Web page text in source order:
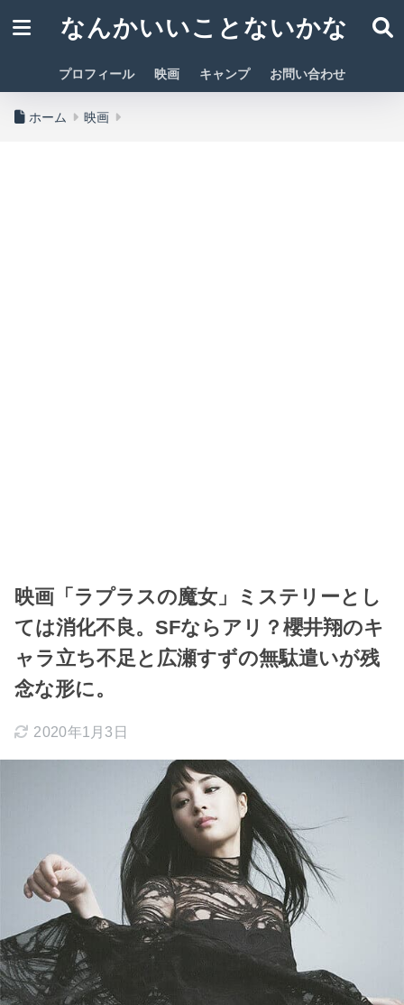
なんかいいことないかな
プロフィール 映画 キャンプ お問い合わせ
ホーム 映画
映画「ラプラスの魔女」ミステリーとし
ては消化不良。SFならアリ？櫻井翔のキ
ャラ立ち不足と広瀬すずの無駄遣いが残
念な形に。
2020年1月3日